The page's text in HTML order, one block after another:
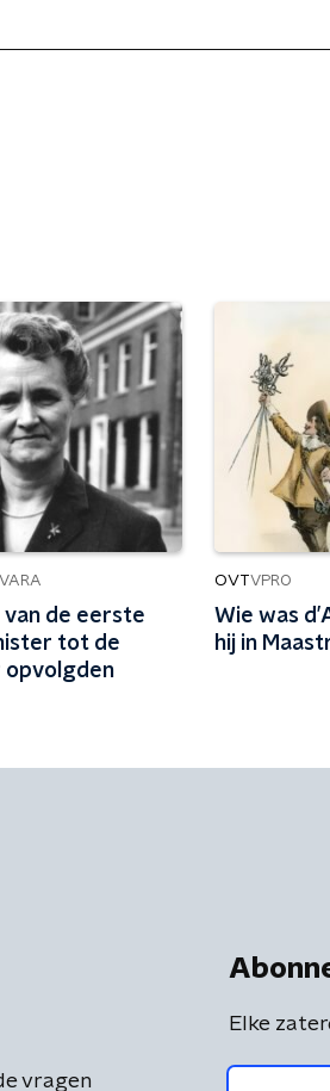
van de eerste
tot de
opvolgden
OVTVPRO
Wie was
hij in
vragen
Elke